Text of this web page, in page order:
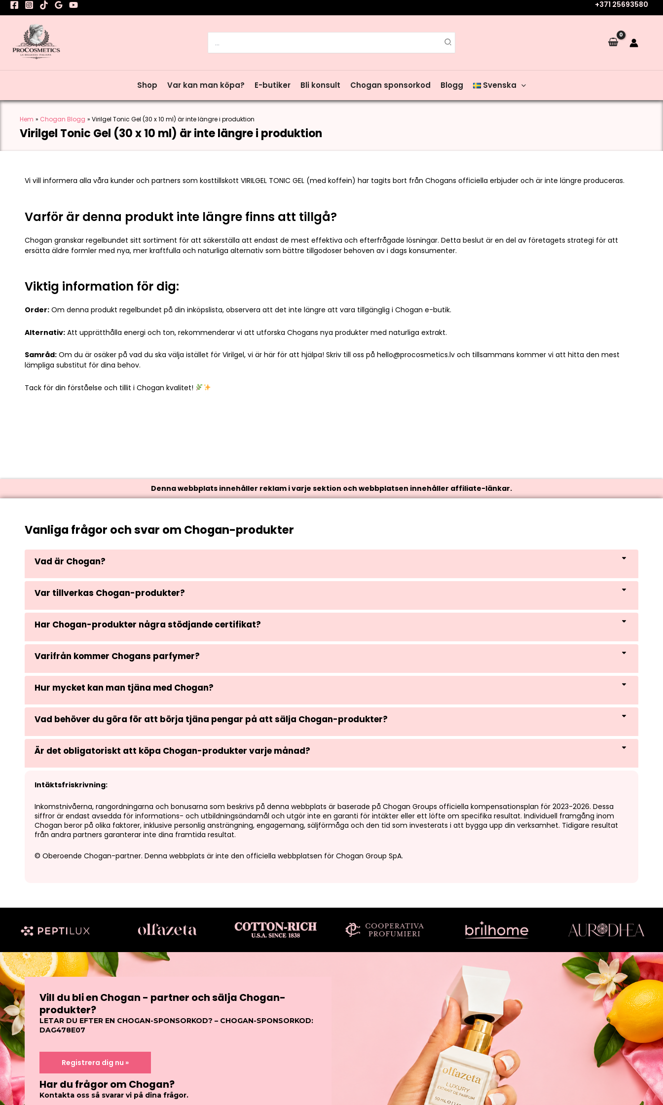
Hoppa
till
+371 25693580
for:
Shop Var kan man köpa? E-butiker Bli konsult Chogan sponsorkod Blogg Svenska
Hem Chogan Blogg Virilgel Tonic Gel (30 x 10 ml) är inte längre i produktion
Virilgel Tonic Gel (30 x 10 ml) är inte längre i produktion
Vi vill informera alla våra kunder och partners som kosttillskott VIRILGEL TONIC GEL (med koffein) har tagits bort från Chogans officiella erbjuder och är inte längre produceras.
Varför är denna produkt inte längre finns att tillgå?
Chogan granskar regelbundet sitt sortiment för att säkerställa att endast de mest effektiva och efterfrågade lösningar. Detta beslut är en del av företagets strategi för att
ersätta äldre formler med nya, mer kraftfulla och naturliga alternativ som bättre tillgodoser behoven av i dags konsumenter.
Viktig information för dig:
Order: Om denna produkt regelbundet på din inköpslista, observera att det inte längre att vara tillgänglig i Chogan e-butik.
Alternativ: Att upprätthålla energi och ton, rekommenderar vi att utforska Chogans nya produkter med naturliga extrakt.
Samråd: Om du är osäker på vad du ska välja istället för Virilgel, vi är här för att hjälpa! Skriv till oss på hello@procosmetics.lv och tillsammans kommer vi att hitta den mest
lämpliga substitut för dina behov.
Tack för din förståelse och tillit i Chogan kvalitet!
Denna webbplats innehåller reklam i varje sektion och webbplatsen innehåller affiliate-länkar.
Vanliga frågor och svar om Chogan-produkter
Vad är Chogan?
Var tillverkas Chogan-produkter?
Har Chogan-produkter några stödjande certifikat?
Varifrån kommer Chogans parfymer?
Hur mycket kan man tjäna med Chogan?
Vad behöver du göra för att börja tjäna pengar på att sälja Chogan-produkter?
Är det obligatoriskt att köpa Chogan-produkter varje månad?
Intäktsfriskrivning:
Inkomstnivåerna, rangordningarna och bonusarna som beskrivs på denna webbplats är baserade på Chogan Groups officiella kompensationsplan för 2023-2026. Dessa
siffror är endast avsedda för informations- och utbildningsändamål och utgör inte en garanti för intäkter eller ett löfte om specifika resultat. Individuell framgång inom
Chogan beror på olika faktorer, inklusive personlig ansträngning, engagemang, säljförmåga och den tid som investerats i att bygga upp din verksamhet. Tidigare resultat
från andra partners garanterar inte dina framtida resultat.
© Oberoende Chogan-partner. Denna webbplats är inte den officiella webbplatsen för Chogan Group SpA.
Vill du bli en Chogan - partner och sälja Chogan-
produkter?
LETAR DU EFTER EN CHOGAN-SPONSORKOD? – CHOGAN-SPONSORKOD:
DAG478E07
Registrera dig nu »
Har du frågor om Chogan?
Kontakta oss så svarar vi på dina frågor.